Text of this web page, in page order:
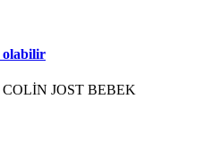
olabilir
JOST BEBEK